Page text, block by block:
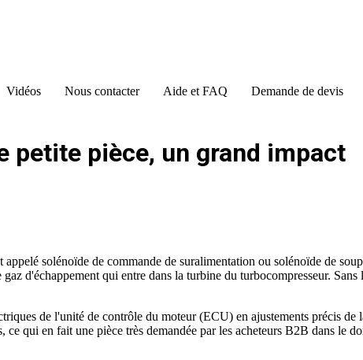
Vidéos Nous contacter Aide et FAQ
Demande de devis
petite pièce, un grand impact
appelé solénoïde de commande de suralimentation ou solénoïde de
d'échappement qui entre dans la turbine du turbocompresseur.
de l'unité de contrôle du moteur (ECU) en ajustements précis de
qui en fait une pièce très demandée par les acheteurs B2B dans le